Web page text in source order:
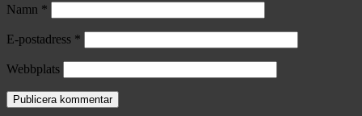
Namn *
E-postadress *
Webbplats